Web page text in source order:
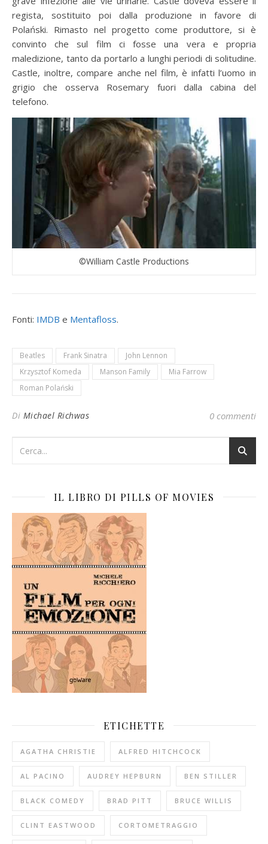
regista, sostituito poi dalla produzione in favore di
Polański. Rimasto nel progetto come produttore, si è
convinto che sul film ci fosse una vera e propria
maledizione, tanto da portarlo a lunghi periodi di solitudine.
Castle, inoltre, compare anche nel film, è infatti l’uomo in
grigio che osserva Rosemary fuori dalla cabina del
telefono.
©William Castle Productions
Fonti: IMDB e Mentafloss.
Beatles Frank Sinatra
John Lennon
Krzysztof Komeda
Manson Family
Mia Farrow
Roman Polański
Di Michael Richwas 0 commenti
IL LIBRO DI PILLS OF MOVIES
ETICHETTE
AGATHA CHRISTIE ALFRED HITCHCOCK
AL PACINO AUDREY HEPBURN BEN STILLER
BLACK COMEDY BRAD PITT BRUCE WILLIS
CLINT EASTWOOD CORTOMETRAGGIO